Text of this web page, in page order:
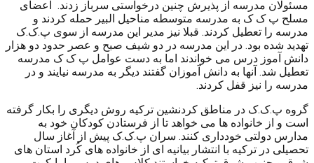
مسئولان مدرسه از پذیرش چنین درخواستی سرباز زدند. اعضای
مسلح پ ک ک به مدرسه متوسطه مناحیل البیر حمله کردند و
مدرسه را تعطیل کردند. قبلا نیز مدیر این مدرسه از سوی پ.ک.ک
تهدید شده بود. در این مدرسه در دو شیف صبح و عصر حدود دو هزار
دانش آموز درس می خواندند اما به دست عوامل پ ک ک مدرسه
تعطیل شد. آنها به دانش آموزان گفتند دیگر به مدرسه نیایند و در
مدرسه را نیز قفل کردند.
گروه پ.ک.ک در مناطق کردنشین ترکیه روش دیگری را بکار گرفته
است و از خانواده ها می خواهد تا از فرستادن کودکان خود به
مدارس دولتی خودداری کنند. سران پ.ک.ک پیش از آغاز سال
تحصیلی در ترکیه با انتشار بیانیه ای از خانواده های کُرد استان های